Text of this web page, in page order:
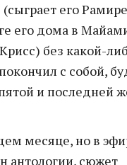
его
его дома в
без какой-
с собой,
и последней
месяце, но в
антологии, сюжет